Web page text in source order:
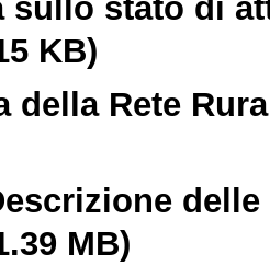
sullo stato di
KB)
della Rete
MB)